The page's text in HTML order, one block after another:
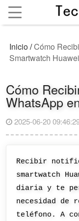
Inicio/Cómo
Smartwatch Huawei
Cómo
WhatsApp
2025-06-20
Recibir
smartwatch
diaria y te
necesidad de
teléfono. A